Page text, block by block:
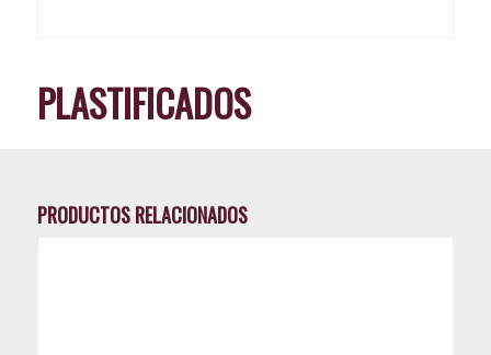
PLASTIFICADOS
PRODUCTOS RELACIONADOS